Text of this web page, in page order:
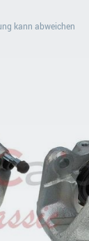
kann abweichen